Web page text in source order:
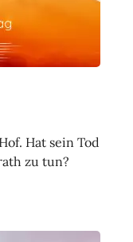
Hat sein Tod
zu tun?